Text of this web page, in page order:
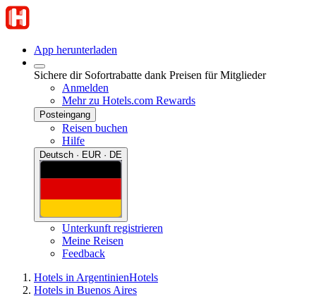
App herunterladen
Sichere dir Sofortrabatte dank Preisen für Mitglieder
Anmelden
Mehr zu Hotels.com Rewards
Posteingang
Reisen buchen
Hilfe
Deutsch · EUR · DE
Unterkunft registrieren
Meine Reisen
Feedback
Hotels in ArgentinienHotels
Hotels in Buenos Aires